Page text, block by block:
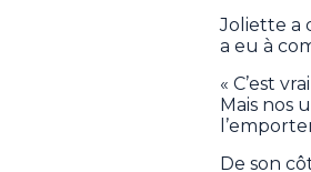
Joliette a
a eu à
« C’est
Mais nos
De son